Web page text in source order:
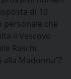
di 10
che
il Vescovo
Raschi.
alla Madonna”?